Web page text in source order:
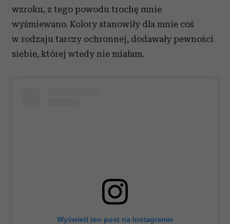
wzroku, z tego powodu trochę mnie
wyśmiewano. Kolory stanowiły dla mnie coś
w rodzaju tarczy ochronnej, dodawały pewności
siebie, której wtedy nie miałam.
Wyświetl ten post na Instagramie